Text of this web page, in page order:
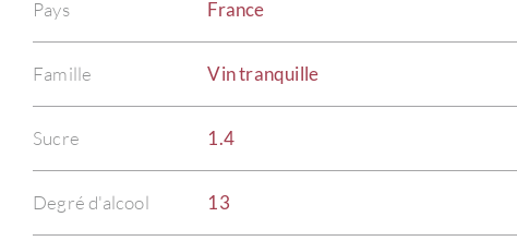
Pays France
Famille Vin tranquille
Sucre 1.4
Degré d'alcool 13